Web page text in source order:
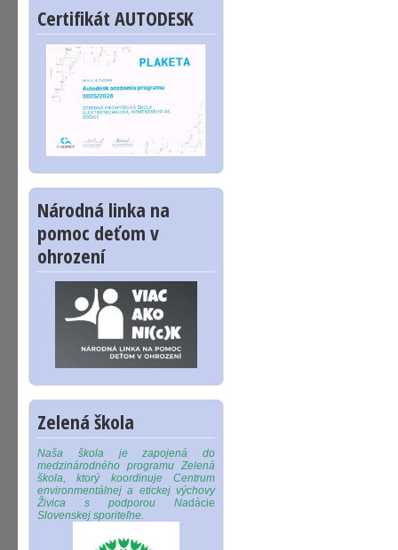
Certifikát AUTODESK
Národná linka na
pomoc deťom v
ohrození
Zelená škola
Naša škola je zapojená do
medzinárodného programu Zelená
škola, ktorý koordinuje Centrum
environmentálnej a etickej výchovy
Živica s podporou Nadácie
Slovenskej sporiteľne.